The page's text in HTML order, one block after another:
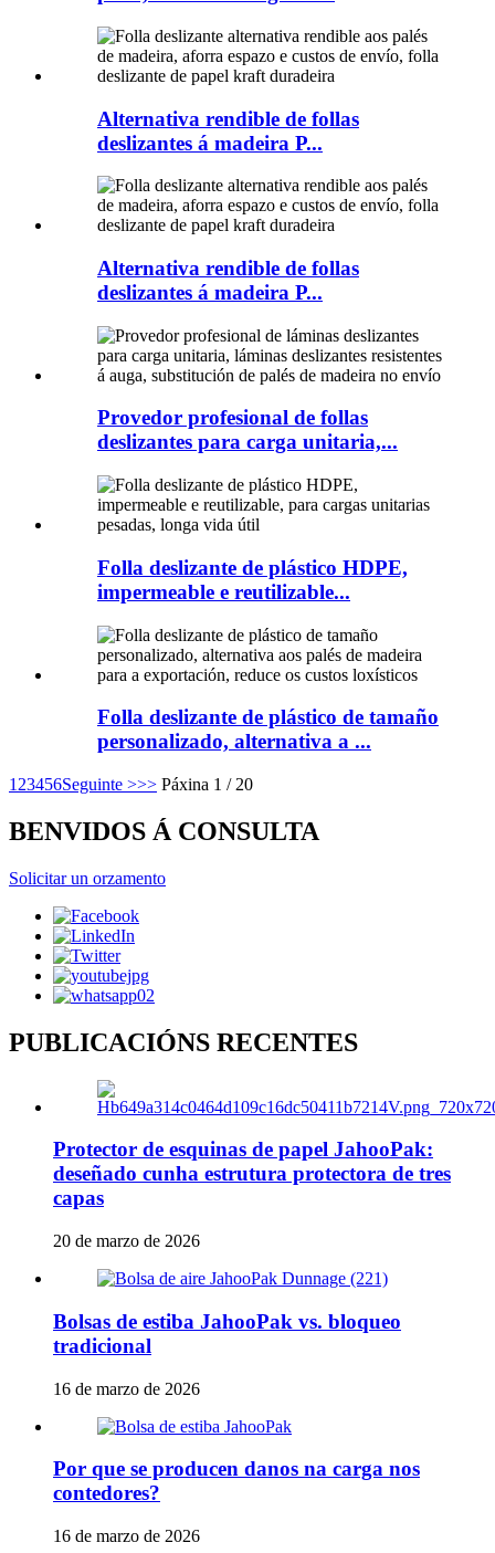
Alternativa rendible de follas
deslizantes á madeira P...
Alternativa rendible de follas
deslizantes á madeira P...
Provedor profesional de follas
deslizantes para carga unitaria,...
Folla deslizante de plástico HDPE,
impermeable e reutilizable...
Folla deslizante de plástico de tamaño
personalizado, alternativa a ...
1 23456Seguinte >>> Páxina 1 / 20
BENVIDOS Á CONSULTA
Solicitar un orzamento
PUBLICACIÓNS RECENTES
Protector de esquinas de papel JahooPak:
deseñado cunha estrutura protectora de tres
capas
20 de marzo de 2026
Bolsas de estiba JahooPak vs. bloqueo
tradicional
16 de marzo de 2026
Por que se producen danos na carga nos
contedores?
16 de marzo de 2026